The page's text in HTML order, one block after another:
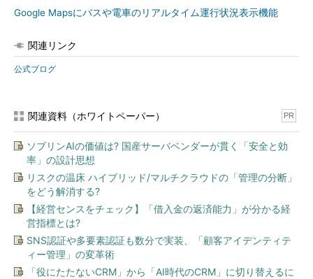
Google Mapsにバスや電車のリアルタイム運行状況表示機能
関連リンク
公式ブログ
関連資料（ホワイトペーパー） PR
ソブリンAIの価値は? 国産サーバベンダーが貫く「安全と効
率」の設計思想
リスクの温床 ハイブリッド/マルチクラウドの「管理の分断」
をどう解消する?
【経営センスをチェック】「借入金の返済能力」が分かる経
営指標とは?
SNS認証や多要素認証も数分で実装、「顧客アイデンティテ
ィー管理」の変革術
「役にたたないCRM」から「AI時代のCRM」に切り替えるに